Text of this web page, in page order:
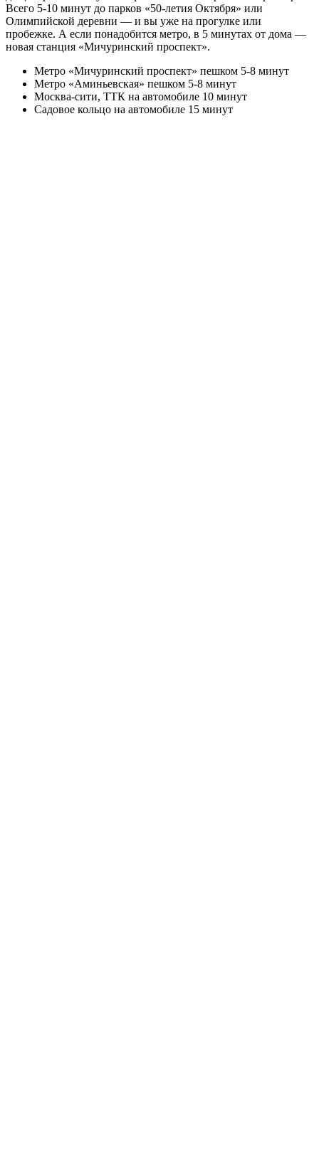
Всего 5-10 минут до парков «50-летия Октября» или
Олимпийской деревни — и вы уже на прогулке или
пробежке. А если понадобится метро, в 5 минутах от дома —
новая станция «Мичуринский проспект».
Метро «Мичуринский проспект» пешком 5-8 минут
Метро «Аминьевская» пешком 5-8 минут
Москва-сити, ТТК на автомобиле 10 минут
Садовое кольцо на автомобиле 15 минут